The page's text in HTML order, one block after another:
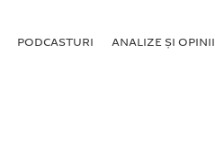
PODCASTURI ANALIZE ȘI OPINII